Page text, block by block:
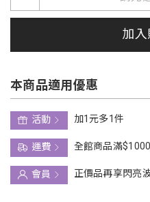
加
本商品適用優惠
活動
加1元多1件
運費
全館商品滿
會員
正價品再享閃亮